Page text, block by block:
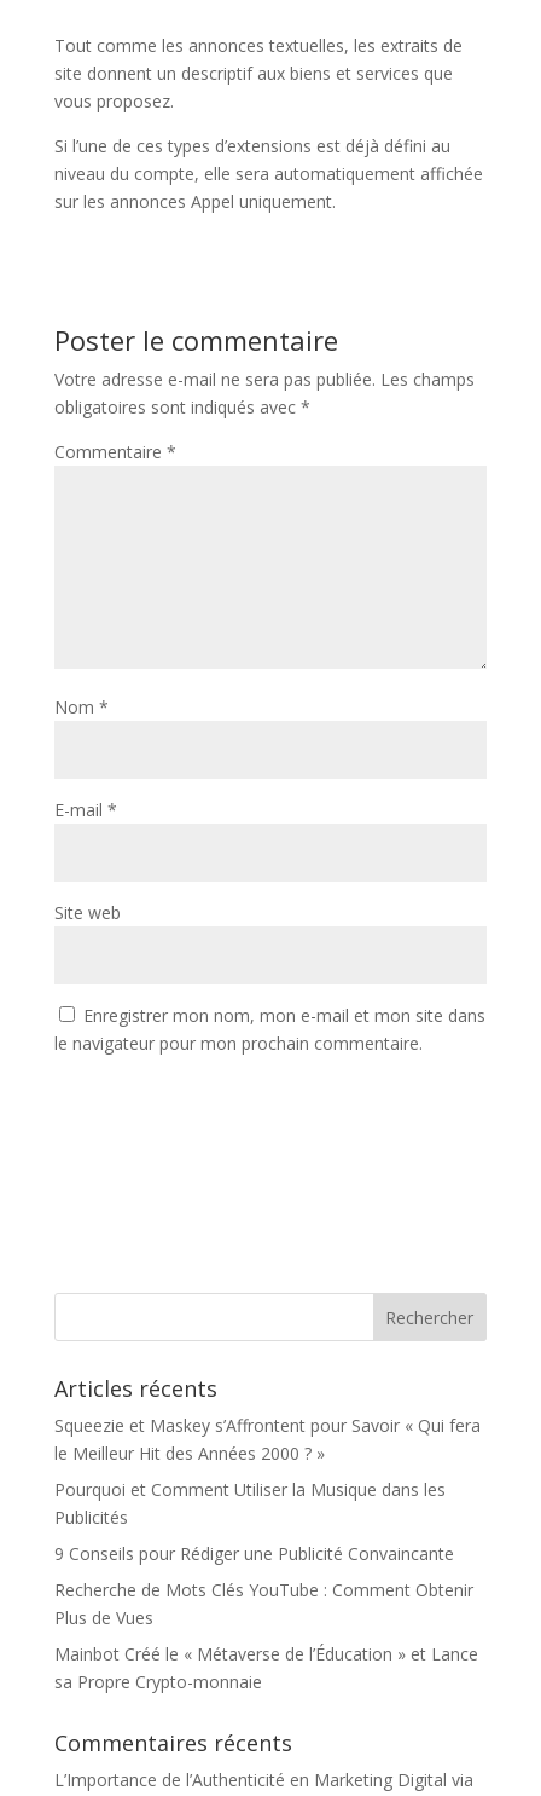
Tout comme les annonces textuelles, les extraits de
site donnent un descriptif aux biens et services que
vous proposez.
Si l’une de ces types d’extensions est déjà défini au
niveau du compte, elle sera automatiquement affichée
sur les annonces Appel uniquement.
Poster le commentaire
Votre adresse e-mail ne sera pas publiée. Les champs
obligatoires sont indiqués avec *
Commentaire *
Nom *
E-mail *
Site web
Enregistrer mon nom, mon e-mail et mon site dans
le navigateur pour mon prochain commentaire.
Articles récents
Squeezie et Maskey s’Affrontent pour Savoir « Qui fera
le Meilleur Hit des Années 2000 ? »
Pourquoi et Comment Utiliser la Musique dans les
Publicités
9 Conseils pour Rédiger une Publicité Convaincante
Recherche de Mots Clés YouTube : Comment Obtenir
Plus de Vues
Mainbot Créé le « Métaverse de l’Éducation » et Lance
sa Propre Crypto-monnaie
Commentaires récents
L’Importance de l’Authenticité en Marketing Digital via